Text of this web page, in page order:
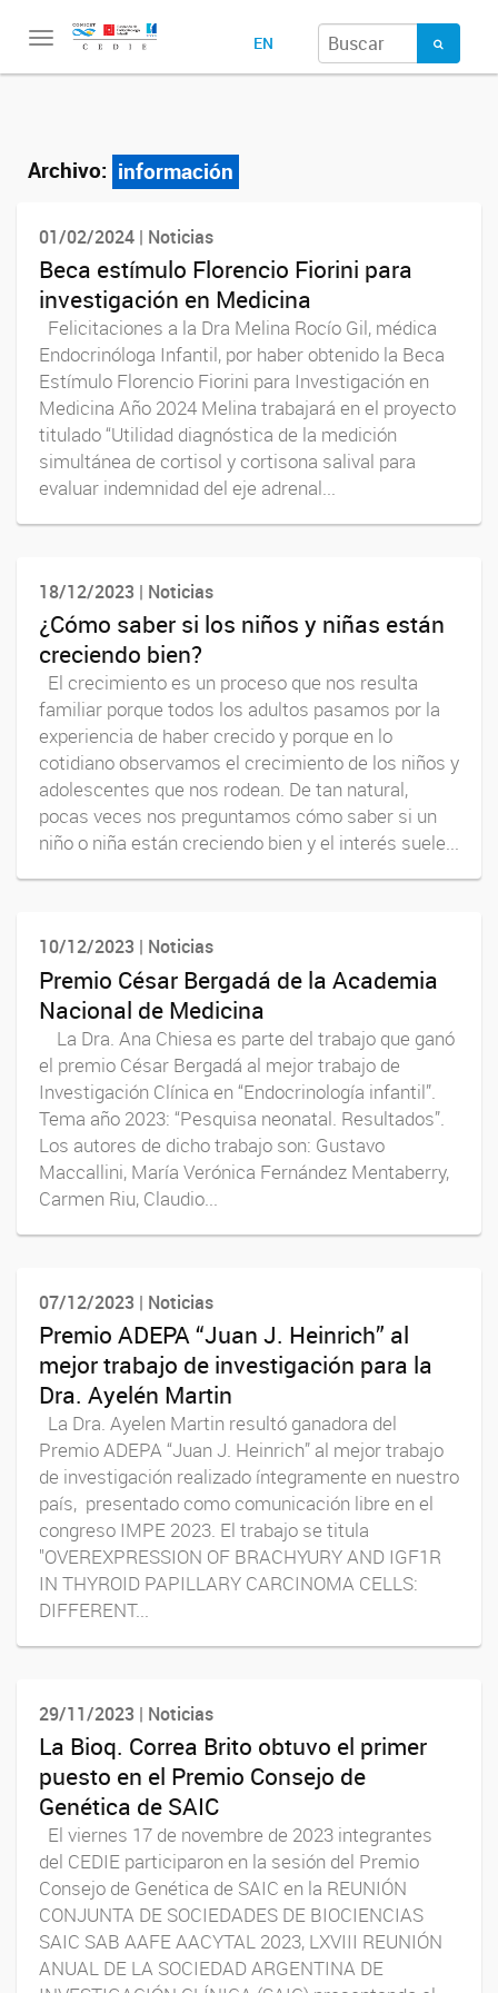
Toggle
EN
Archivo: información
01/02/2024 | Noticias
Beca estímulo Florencio Fiorini para
investigación en Medicina
Felicitaciones a la Dra Melina Rocío Gil, médica
Endocrinóloga Infantil, por haber obtenido la Beca
Estímulo Florencio Fiorini para Investigación en
Medicina Año 2024 Melina trabajará en el proyecto
titulado “Utilidad diagnóstica de la medición
simultánea de cortisol y cortisona salival para
evaluar indemnidad del eje adrenal...
18/12/2023 | Noticias
¿Cómo saber si los niños y niñas están
creciendo bien?
El crecimiento es un proceso que nos resulta
familiar porque todos los adultos pasamos por la
experiencia de haber crecido y porque en lo
cotidiano observamos el crecimiento de los niños y
adolescentes que nos rodean. De tan natural,
pocas veces nos preguntamos cómo saber si un
niño o niña están creciendo bien y el interés suele...
10/12/2023 | Noticias
Premio César Bergadá de la Academia
Nacional de Medicina
La Dra. Ana Chiesa es parte del trabajo que ganó
el premio César Bergadá al mejor trabajo de
Investigación Clínica en “Endocrinología infantil”.
Tema año 2023: “Pesquisa neonatal. Resultados”.
Los autores de dicho trabajo son: Gustavo
Maccallini, María Verónica Fernández Mentaberry,
Carmen Riu, Claudio...
07/12/2023 | Noticias
Premio ADEPA “Juan J. Heinrich” al
mejor trabajo de investigación para la
Dra. Ayelén Martin
La Dra. Ayelen Martin resultó ganadora del
Premio ADEPA “Juan J. Heinrich” al mejor trabajo
de investigación realizado íntegramente en nuestro
país, presentado como comunicación libre en el
congreso IMPE 2023. El trabajo se titula
"OVEREXPRESSION OF BRACHYURY AND IGF1R
IN THYROID PAPILLARY CARCINOMA CELLS:
DIFFERENT...
29/11/2023 | Noticias
La Bioq. Correa Brito obtuvo el primer
puesto en el Premio Consejo de
Genética de SAIC
El viernes 17 de novembre de 2023 integrantes
del CEDIE participaron en la sesión del Premio
Consejo de Genética de SAIC en la REUNIÓN
CONJUNTA DE SOCIEDADES DE BIOCIENCIAS
SAIC SAB AAFE AACYTAL 2023, LXVIII REUNIÓN
ANUAL DE LA SOCIEDAD ARGENTINA DE